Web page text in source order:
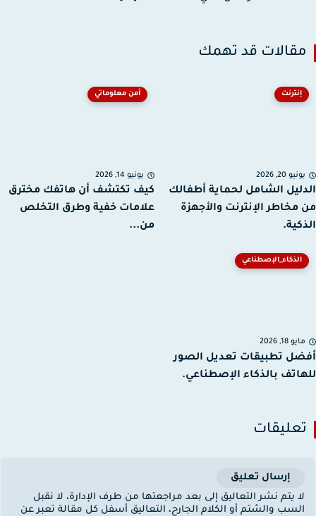
قد تهمك
إنترنت
20, 2026
الشامل لحماية أطفالك
الإنترنت والأجهزة
أمن معلوماتي
يونيو 14, 2026
كيف تكتشف أن هاتفك مخترق
علامات خفية وطرق التخلص
من...
الذكاء_الإصطناعي
18, 2026
تطبيقات تعديل الصور
بالذكاء الإصطناعي.
إرسال تعليق
يتم نشر التعاليق إلى بعد مراجعتها من طرف الإدارة، لا نقبل
والشتم أو الكلام الجارح، التعاليق أسفل كل مقالة تعبر عن